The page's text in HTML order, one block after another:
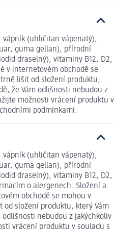
vápník (uhličitan vápenatý),
guma gellan), přírodní
draselný), vitaminy B12, D2,
v internetovém obchodě se
lišit od složení produktu,
že Vám odlišnosti nebudou z
možnosti vrácení produktu v
podmínkami.
vápník (uhličitan vápenatý),
guma gellan), přírodní
draselný), vitaminy B12, D2,
o alergenech. Složení a
obchodě se mohou v
složení produktu, který Vám
odlišnosti nebudou z jakýchkoliv
vrácení produktu v souladu s